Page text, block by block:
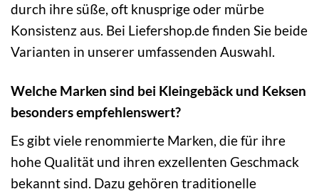
durch ihre süße, oft knusprige oder mürbe
Konsistenz aus. Bei Liefershop.de finden Sie beide
Varianten in unserer umfassenden Auswahl.
Welche Marken sind bei Kleingebäck und Keksen
besonders empfehlenswert?
Es gibt viele renommierte Marken, die für ihre
hohe Qualität und ihren exzellenten Geschmack
bekannt sind. Dazu gehören traditionelle